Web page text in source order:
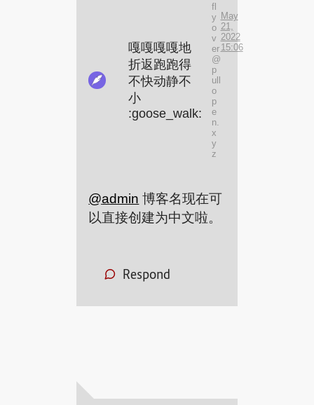
嘎嘎嘎嘎地
折返跑跑得
不快动静不
小
:goose_walk:
fl
y
o
v
er
@
p
ull
o
p
e
n.
x
y
z
May
21,
2022
15:06
@admin 博客名现在可
以直接创建为中文啦。
Respond